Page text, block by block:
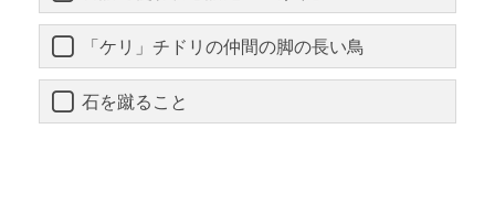
「ケリ」チドリの仲間の脚の長い鳥
石を蹴ること